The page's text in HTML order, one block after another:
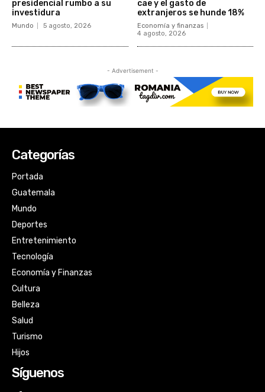
Categorías
Portada
Guatemala
Mundo
Deportes
Entretenimiento
Tecnología
Economía y Finanzas
Cultura
Belleza
Salud
Turismo
Hijos
Síguenos